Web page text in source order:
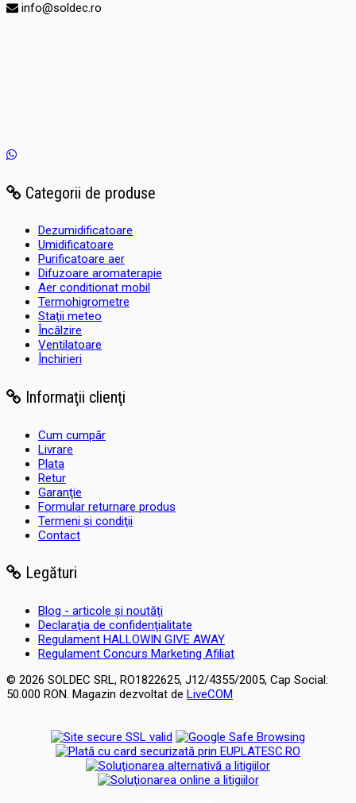
info@soldec.ro
Categorii de produse
Dezumidificatoare
Umidificatoare
Purificatoare aer
Difuzoare aromaterapie
Aer conditionat mobil
Termohigrometre
Staţii meteo
Încălzire
Ventilatoare
Închirieri
Informaţii clienţi
Cum cumpăr
Livrare
Plata
Retur
Garanţie
Formular returnare produs
Termeni şi condiţii
Contact
Legături
Blog - articole și noutăți
Declaraţia de confidenţialitate
Regulament HALLOWIN GIVE AWAY
Regulament Concurs Marketing Afiliat
© 2026 SOLDEC SRL, RO1822625, J12/4355/2005, Cap Social:
50.000 RON. Magazin dezvoltat de LiveCOM